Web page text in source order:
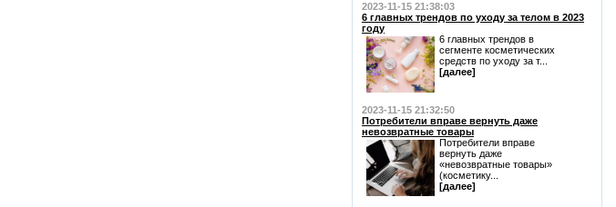
2023-11-15 21:38:03
6 главных трендов по уходу за телом в 2023
году
6 главных трендов в
сегменте косметических
средств по уходу за т...
[далее]
2023-11-15 21:32:50
Потребители вправе вернуть даже
невозвратные товары
Потребители вправе
вернуть даже
«невозвратные товары»
(косметику...
[далее]